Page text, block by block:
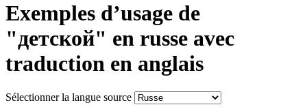
Exemples d’usage de
"детской" en russe avec
traduction en anglais
Sélectionner la langue source